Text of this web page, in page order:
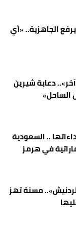
الجاهزية.. «أي
دعابة شيرين
الساحل»
.. السعودية
في هرمز
مسنة تهز